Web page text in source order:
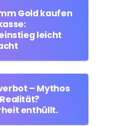
Gold kaufen
leicht
– Mythos
enthüllt.